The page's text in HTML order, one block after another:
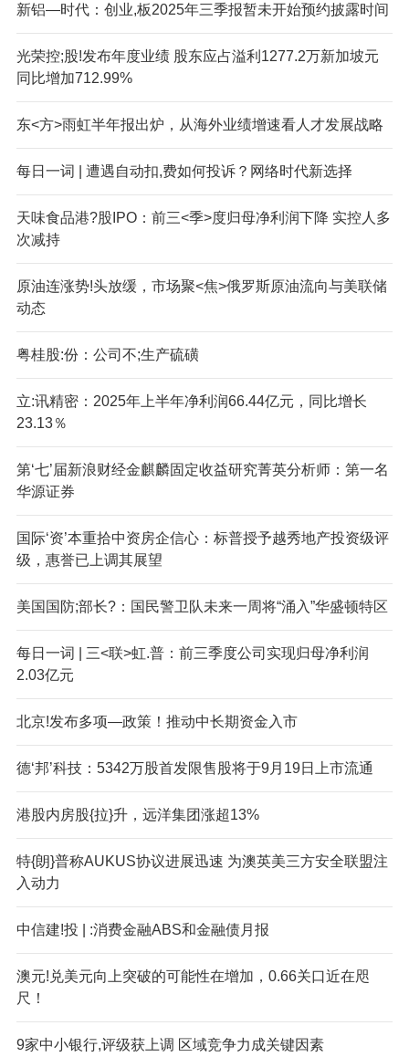
新铝—时代：创业,板2025年三季报暂未开始预约披露时间
光荣控;股!发布年度业绩 股东应占溢利1277.2万新加坡元
同比增加712.99%
东<方>雨虹半年报出炉，从海外业绩增速看人才发展战略
每日一词 | 遭遇自动扣,费如何投诉？网络时代新选择
天味食品港?股IPO：前三<季>度归母净利润下降 实控人多
次减持
原油连涨势!头放缓，市场聚<焦>俄罗斯原油流向与美联储
动态
粤桂股:份：公司不;生产硫磺
立:讯精密：2025年上半年净利润66.44亿元，同比增长
23.13％
第‘七’届新浪财经金麒麟固定收益研究菁英分析师：第一名
华源证券
国际‘资’本重拾中资房企信心：标普授予越秀地产投资级评
级，惠誉已上调其展望
美国国防;部长?：国民警卫队未来一周将“涌入”华盛顿特区
每日一词 | 三<联>虹.普：前三季度公司实现归母净利润
2.03亿元
北京!发布多项—政策！推动中长期资金入市
德‘邦’科技：5342万股首发限售股将于9月19日上市流通
港股内房股{拉}升，远洋集团涨超13%
特{朗}普称AUKUS协议进展迅速 为澳英美三方安全联盟注
入动力
中信建!投 | :消费金融ABS和金融债月报
澳元!兑美元向上突破的可能性在增加，0.66关口近在咫
尺！
9家中小银行,评级获上调 区域竞争力成关键因素